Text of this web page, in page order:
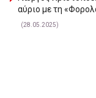
αύριο με τη
(28.05.2025)